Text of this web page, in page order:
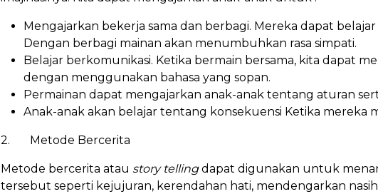
Mengajarkan bekerja sama dan berbagi. Mereka dapat
Dengan berbagi mainan akan menumbuhkan rasa simpati.
Belajar berkomunikasi. Ketika bermain bersama, kita dapat
dengan menggunakan bahasa yang sopan.
Permainan dapat mengajarkan anak-anak tentang aturan
Anak-anak akan belajar tentang konsekuensi Ketika mereka
2. Metode Bercerita
Metode bercerita atau story tellingdapat digunakan untuk
tersebut seperti kejujuran, kerendahan hati, mendengarkan